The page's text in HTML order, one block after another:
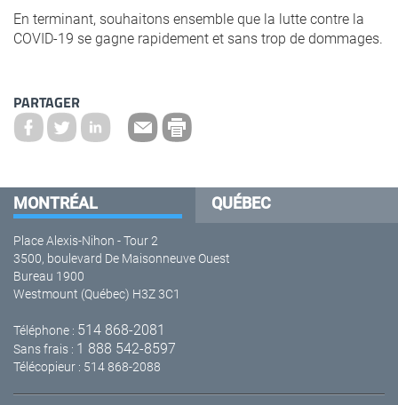
En terminant, souhaitons ensemble que la lutte contre la
COVID-19 se gagne rapidement et sans trop de dommages.
PARTAGER
MONTRÉAL QUÉBEC
Place Alexis-Nihon - Tour 2
3500, boulevard De Maisonneuve Ouest
Bureau 1900
Westmount (Québec) H3Z 3C1
Téléphone : 514 868-2081
Sans frais : 1 888 542-8597
Télécopieur : 514 868-2088